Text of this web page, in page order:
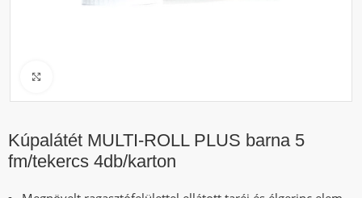
Kúpalátét MULTI-ROLL PLUS barna 5
fm/tekercs 4db/karton